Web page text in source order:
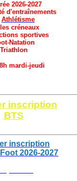
2026-2027
d'entraînements
Athlétisme
créneaux
sportives
Natation
Triathlon
mardi-jeudi
inscription
BTS
inscription
2026-2027